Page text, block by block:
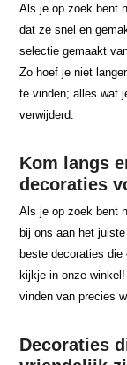
Als je op zoek bent
dat ze snel en
selectie gemaakt
Zo hoef je niet
te vinden; alles wat
verwijderd.
Kom langs
decoraties
Als je op zoek bent
bij ons aan het
beste decoraties
kijkje in onze
vinden van precies
Decoraties